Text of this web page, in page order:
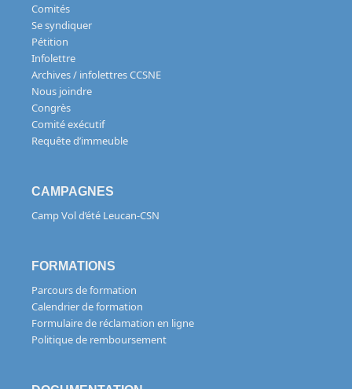
Comités
Se syndiquer
Pétition
Infolettre
Archives / infolettres CCSNE
Nous joindre
Congrès
Comité exécutif
Requête d’immeuble
CAMPAGNES
Camp Vol d’été Leucan-CSN
FORMATIONS
Parcours de formation
Calendrier de formation
Formulaire de réclamation en ligne
Politique de remboursement